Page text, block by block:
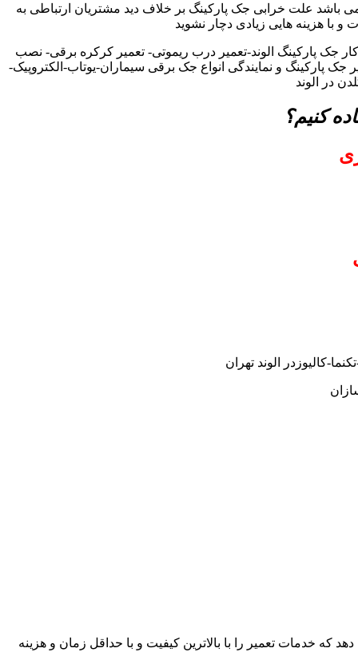
باشد علت خرابی جک پارکینگ بر خلاف دید مشتریان ارتباطی به
و با هزینه هایی زیادی دچار نشوید
جک پارکینگ الوند-تعمیر درب ریموتی- تعمیر کرکره برقی- نصب
جک پارکینگ و نمایندگی انواع جک برقی سیماران-یوتاب-الکتروپیک-
در الوند
کنیم؟
کالیوزدر الوند تهران
که خدمات تعمیر را با بالاترین کیفیت و با حداقل زمان و هزینه